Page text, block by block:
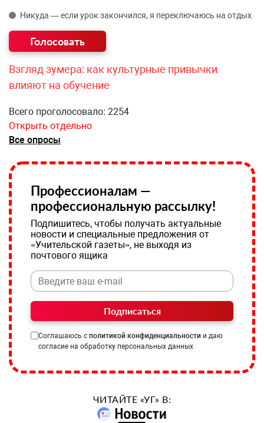
Никуда — если урок закончился, я переключаюсь на отдых.
Взгляд зумера: как культурные привычки
влияют на обучение
Всего проголосовало: 2254
Открыть отдельно
Все опросы
Профессионалам —
профессиональную рассылку!
Подпишитесь, чтобы получать актуальные
новости и специальные предложения от
«Учительской газеты», не выходя из
почтового ящика
Подписаться
Соглашаюсь с политикой конфиденциальности и даю
согласие на обработку персональных данных
ЧИТАЙТЕ «УГ» В: